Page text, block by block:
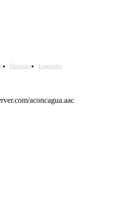
Deportes
Especiales
aconcagua.aac